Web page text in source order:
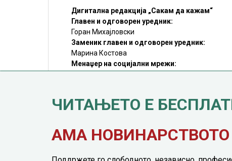
Дигитална редакција „Сакам да кажам“
Главен и одговорен уредник:
Горан Михајловски
Заменик главен и одговорен уредник:
Марина Костова
Менаџер на социјални мрежи:
©SDK.MK Крадењето авторски текстови е казниво со закон.
Преземањето на авторски содржини (текстови) од оваа
ЧИТАЊЕТО Е
АМА НОВИНАРСТВОТО